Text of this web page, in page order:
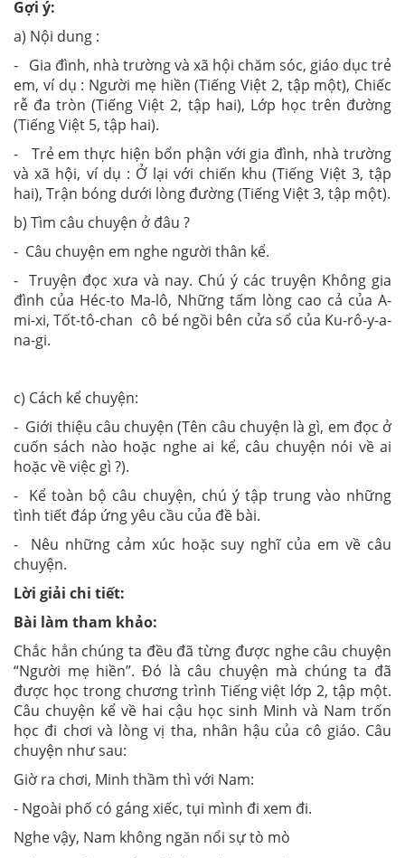
Gợi ý:
a) Nội dung :
- Gia đình, nhà trường và xã hội chăm sóc, giáo dục trẻ
em, ví dụ : Người mẹ hiền (Tiếng Việt 2, tập một), Chiếc
rễ đa tròn (Tiếng Việt 2, tập hai), Lớp học trên đường
(Tiếng Việt 5, tập hai).
- Trẻ em thực hiện bổn phận với gia đình, nhà trường
và xã hội, ví dụ : Ở lại với chiến khu (Tiếng Việt 3, tập
hai), Trận bóng dưới lòng đường (Tiếng Việt 3, tập một).
b) Tìm câu chuyện ở đâu ?
- Câu chuyện em nghe người thân kể.
- Truyện đọc xưa và nay. Chú ý các truyện Không gia
đình của Héc-to Ma-lô, Những tấm lòng cao cả của A-
mi-xi, Tốt-tô-chan cô bé ngồi bên cửa sổ của Ku-rô-y-a-
na-gi.
c) Cách kể chuyện:
- Giới thiệu câu chuyện (Tên câu chuyện là gì, em đọc ở
cuốn sách nào hoặc nghe ai kể, câu chuyện nói về ai
hoặc về việc gì ?).
- Kể toàn bộ câu chuyện, chú ý tập trung vào những
tình tiết đáp ứng yêu cầu của đề bài.
- Nêu những cảm xúc hoặc suy nghĩ của em về câu
chuyện.
Lời giải chi tiết:
Bài làm tham khảo:
Chắc hẳn chúng ta đều đã từng được nghe câu chuyện
“Người mẹ hiền”. Đó là câu chuyện mà chúng ta đã
được học trong chương trình Tiếng việt lớp 2, tập một.
Câu chuyện kể về hai cậu học sinh Minh và Nam trốn
học đi chơi và lòng vị tha, nhân hậu của cô giáo. Câu
chuyện như sau:
Giờ ra chơi, Minh thầm thì với Nam:
- Ngoài phố có gáng xiếc, tụi mình đi xem đi.
Nghe vậy, Nam không ngăn nổi sự tò mò